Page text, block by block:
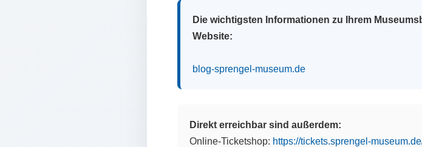
Die wichtigsten Informationen zu Ihrem
Website:
blog-sprengel-museum.de
Direkt erreichbar sind außerdem:
Online-Ticketshop: https://tickets.sprengel-